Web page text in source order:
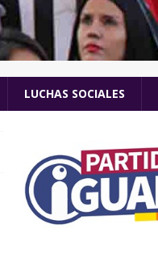
LUCHAS SOCIALES